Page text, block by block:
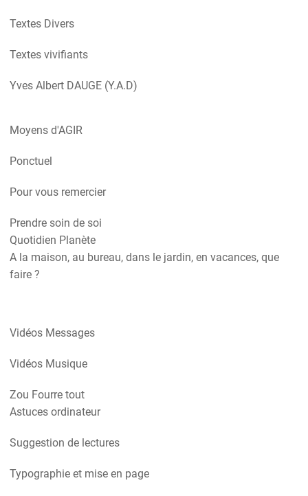
Textes Divers
Textes vivifiants
Yves Albert DAUGE (Y.A.D)
Moyens d'AGIR
Ponctuel
Pour vous remercier
Prendre soin de soi
Quotidien Planète
A la maison, au bureau, dans le jardin, en vacances, que
faire ?
Vidéos Messages
Vidéos Musique
Zou Fourre tout
Astuces ordinateur
Suggestion de lectures
Typographie et mise en page